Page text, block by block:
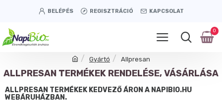
BELÉPÉS REGISZTRÁCIÓ KAPCSOLAT
0
Gyártó Allpresan
ALLPRESAN TERMÉKEK RENDELÉSE, VÁSÁRLÁSA
ALLPRESAN TERMÉKEK KEDVEZŐ ÁRON A NAPIBIO.HU
WEBÁRUHÁZBAN.